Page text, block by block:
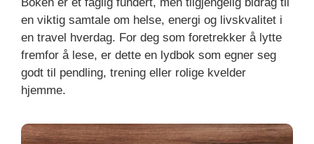
en viktig samtale om helse, energi og livskvalitet i
en travel hverdag. For deg som foretrekker å lytte
fremfor å lese, er dette en lydbok som egner seg
godt til pendling, trening eller rolige kvelder
hjemme.